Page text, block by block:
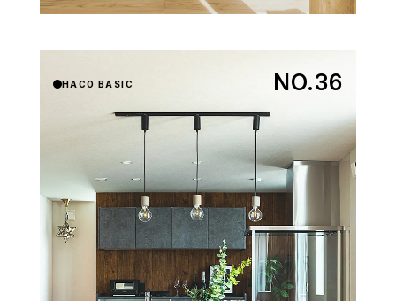
HACO BASIC NO.36